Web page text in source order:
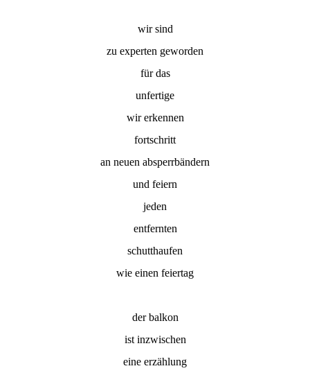
wir sind
zu experten geworden
für das
unfertige
wir erkennen
fortschritt
an neuen absperrbändern
und feiern
jeden
entfernten
schutthaufen
wie einen feiertag
der balkon
ist inzwischen
eine erzählung